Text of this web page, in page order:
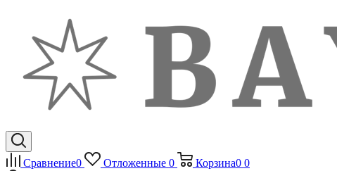
Сравнение0 Отложенные 0 Корзина0 0